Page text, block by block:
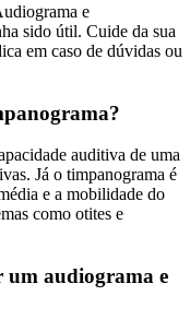
e
sido útil. Cuide da sua
em caso de dúvidas ou
auditiva de uma
Já o timpanograma é
e a mobilidade do
como otites e
um audiograma e